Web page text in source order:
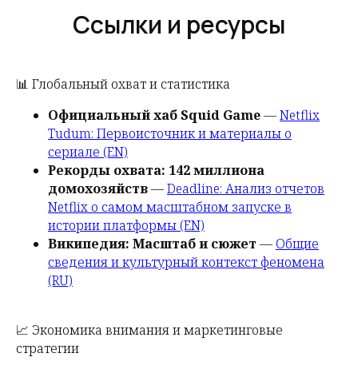
Ссылки и ресурсы
📊 Глобальный охват и статистика
Официальный хаб Squid Game—Netflix
Tudum: Первоисточник и материалы о
сериале (EN)
Рекорды охвата: 142 миллиона
домохозяйств—Deadline: Анализ отчетов
Netflix о самом масштабном запуске в
истории платформы (EN)
Википедия: Масштаб и сюжет —Общие
сведения и культурный контекст феномена
(RU)
📈 Экономика внимания и маркетинговые
стратегии